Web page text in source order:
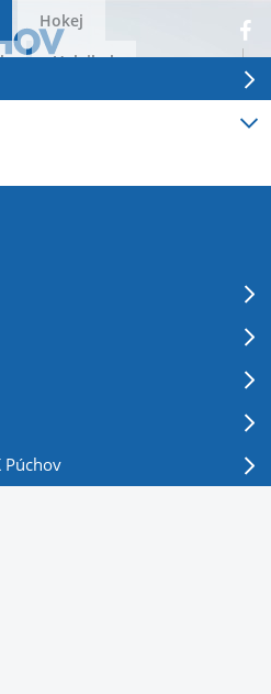
Hokej
Volejbal
Select Language▼
Púchov